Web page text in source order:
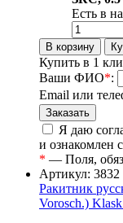
Есть в
Купить в 1
Ваши ФИО*:
Email или
Я даю
и ознакомлен с
* — Поля,
Артикул: 3832
Ракитник
Vorosch.)